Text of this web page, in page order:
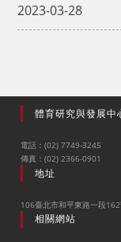
2023-03-28
體育研究與發展中
電話：(02)
傳真：(02) 2366-0901
地址
106臺北市和平東路一段
相關網站